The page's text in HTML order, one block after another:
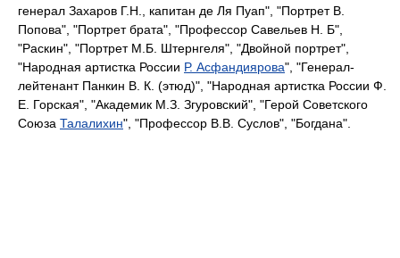
генерал Захаров Г.Н., капитан де Ля Пуап", "Портрет В.
Попова", "Портрет брата", "Профессор Савельев Н. Б",
"Раскин", "Портрет М.Б. Штернгеля", "Двойной портрет",
"Народная артистка России Р. Асфандиярова", "Генерал-
лейтенант Панкин В. К. (этюд)", "Народная артистка России Ф.
Е. Горская", "Академик М.З. Згуровский", "Герой Советского
Союза Талалихин", "Профессор В.В. Суслов", "Богдана".